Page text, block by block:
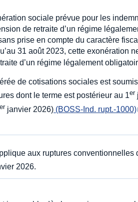
sociale prévue pour les
de retraite d’un régime
prise en compte du caractère
31 août 2023, cette exonération
d’un régime légalement
de cotisations sociales est
dont le terme est postérieur au 1er
er janvier 2026) (BOSS-Ind. rupt.-1000)
aux ruptures
2026.